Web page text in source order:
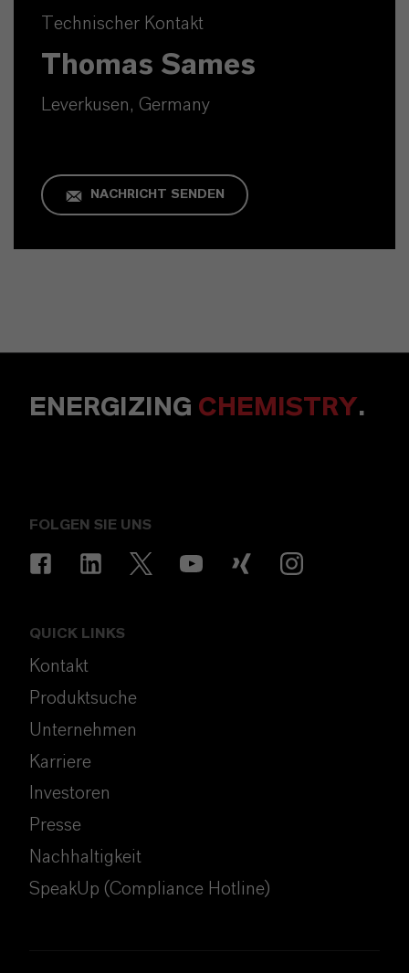
Technischer Kontakt
Thomas Sames
Leverkusen, Germany
NACHRICHT SENDEN
ENERGIZING CHEMISTRY.
FOLGEN SIE UNS
QUICK LINKS
Kontakt
Produktsuche
Unternehmen
Karriere
Investoren
Presse
Nachhaltigkeit
SpeakUp (Compliance Hotline)